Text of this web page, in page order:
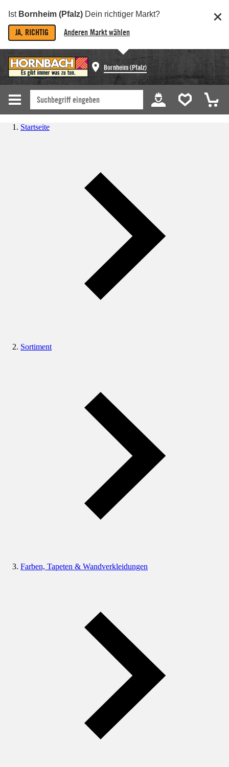
Ist Bornheim (Pfalz) Dein richtiger Markt?
JA, RICHTIG Anderen Markt wählen
Bornheim (Pfalz)
Startseite
Sortiment
Farben, Tapeten & Wandverkleidungen